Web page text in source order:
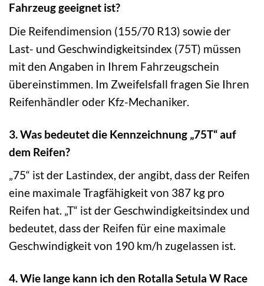
Fahrzeug geeignet ist?
Die Reifendimension (155/70 R13) sowie der
Last- und Geschwindigkeitsindex (75T) müssen
mit den Angaben in Ihrem Fahrzeugschein
übereinstimmen. Im Zweifelsfall fragen Sie Ihren
Reifenhändler oder Kfz-Mechaniker.
3. Was bedeutet die Kennzeichnung „75T“ auf
dem Reifen?
„75“ ist der Lastindex, der angibt, dass der Reifen
eine maximale Tragfähigkeit von 387 kg pro
Reifen hat. „T“ ist der Geschwindigkeitsindex und
bedeutet, dass der Reifen für eine maximale
Geschwindigkeit von 190 km/h zugelassen ist.
4. Wie lange kann ich den Rotalla Setula W Race